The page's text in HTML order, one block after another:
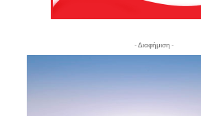
- Διαφήμιση -